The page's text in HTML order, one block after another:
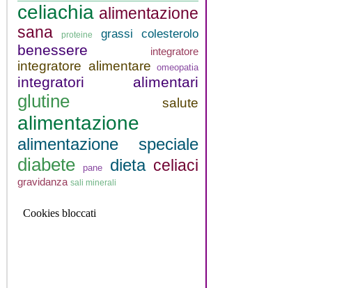
celiachia alimentazione
sana
proteine grassi colesterolo
benessere integratore
integratore alimentare omeopatia
integratori alimentari
glutine salute
alimentazione
alimentazione speciale
diabete pane dieta celiaci
gravidanza sali minerali